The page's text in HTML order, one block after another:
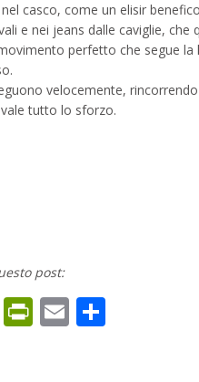
casco, come un elisir
e nei jeans dalle caviglie, che
perfetto che segue la
velocemente,
tutto lo sforzo.
post:
CopyPrintFriendly
Email